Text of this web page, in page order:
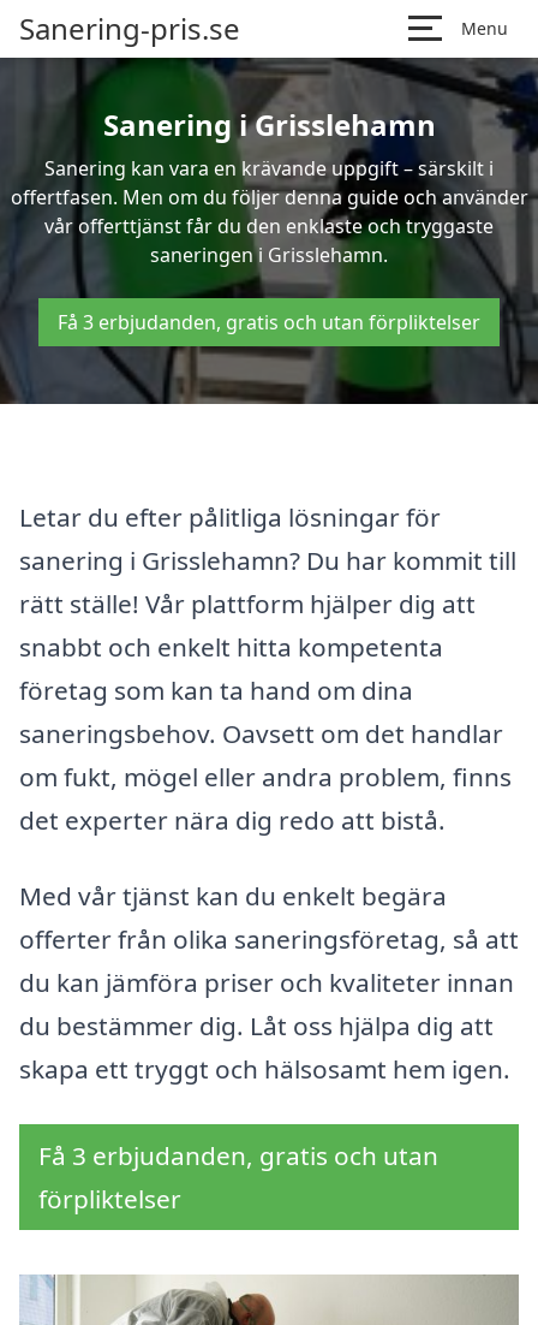
Sanering-pris.se Menu
Sanering i Grisslehamn
Sanering kan vara en krävande uppgift – särskilt i
offertfasen. Men om du följer denna guide och använder
vår offerttjänst får du den enklaste och tryggaste
saneringen i Grisslehamn.
Få 3 erbjudanden, gratis och utan förpliktelser
Letar du efter pålitliga lösningar för
sanering i Grisslehamn? Du har kommit till
rätt ställe! Vår plattform hjälper dig att
snabbt och enkelt hitta kompetenta
företag som kan ta hand om dina
saneringsbehov. Oavsett om det handlar
om fukt, mögel eller andra problem, finns
det experter nära dig redo att bistå.
Med vår tjänst kan du enkelt begära
offerter från olika saneringsföretag, så att
du kan jämföra priser och kvaliteter innan
du bestämmer dig. Låt oss hjälpa dig att
skapa ett tryggt och hälsosamt hem igen.
Få 3 erbjudanden, gratis och utan
förpliktelser